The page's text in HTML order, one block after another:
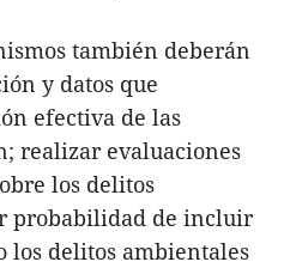
también deberán
y datos que
efectiva de las
realizar evaluaciones
los delitos
probabilidad de incluir
los delitos ambientales